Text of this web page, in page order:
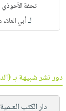
تحفة
لـأبي
دور نشر شبيهة بـ
دار الكتب العلمية